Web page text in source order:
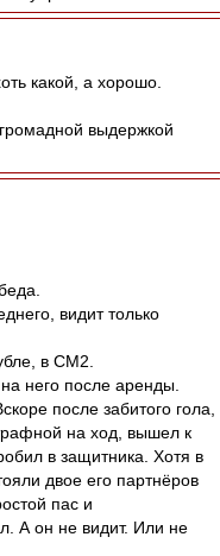
какой, а хорошо.
выдержкой
видит только
в СМ2.
него после аренды.
после забитого гола,
на ход, вышел к
в защитника. Хотя в
двое его партнёров
пас и
А он не видит. Или не